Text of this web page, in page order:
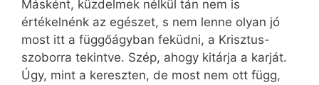
Másként, küzdelmek nélkül tán nem is
értékelnénk az egészet, s nem lenne olyan jó
most itt a függőágyban feküdni, a Krisztus-
szoborra tekintve. Szép, ahogy kitárja a karját.
Úgy, mint a kereszten, de most nem ott függ,